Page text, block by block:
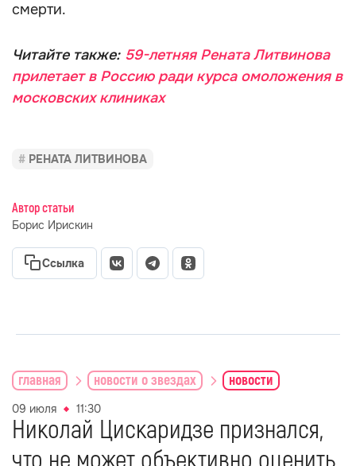
смерти.
Читайте также: 59-летняя Рената Литвинова
прилетает в Россию ради курса омоложения в
московских клиниках
РЕНАТА ЛИТВИНОВА
Автор статьи
Борис Ирискин
Ссылка
главная новости о звездах новости
09 июля 11:30
Николай Цискаридзе признался,